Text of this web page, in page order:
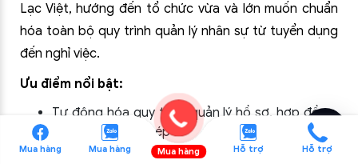
Lạc Việt, hướng đến tổ chức vừa và lớn muốn chuẩn
hóa toàn bộ quy trình quản lý nhân sự từ tuyển dụng
đến nghỉ việc.
Ưu điểm nổi bật:
Tự động hóa quy trình quản lý hồ sơ, hợp đồng,
bảo hiểm, nghỉ phép
Phân hệ quản lý đào tạo, đề bạt, đánh giá định
Mua hàng Mua hàng Mua hàng Hỗ trợ Hỗ trợ